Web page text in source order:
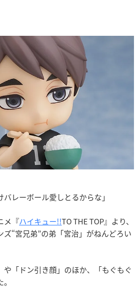
バレーボール愛しとるからな」
メ『ハイキュー!!TO THE TOP』より、
“宮兄弟”の弟「宮治」がねんどろい
「ドン引き顔」のほか、「もぐもぐ